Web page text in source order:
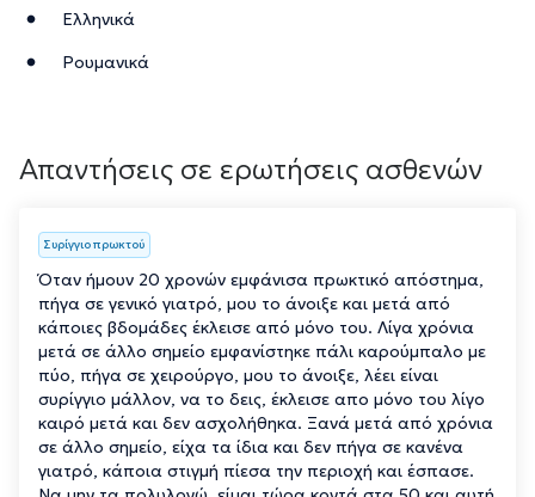
Ελληνικά
Ρουμανικά
Απαντήσεις σε ερωτήσεις ασθενών
Συρίγγιο πρωκτού
Όταν ήμουν 20 χρονών εμφάνισα πρωκτικό απόστημα,
πήγα σε γενικό γιατρό, μου το άνοιξε και μετά από
κάποιες βδομάδες έκλεισε από μόνο του. Λίγα χρόνια
μετά σε άλλο σημείο εμφανίστηκε πάλι καρούμπαλο με
πύο, πήγα σε χειρούργο, μου το άνοιξε, λέει είναι
συρίγγιο μάλλον, να το δεις, έκλεισε απο μόνο του λίγο
καιρό μετά και δεν ασχολήθηκα. Ξανά μετά από χρόνια
σε άλλο σημείο, είχα τα ίδια και δεν πήγα σε κανένα
γιατρό, κάποια στιγμή πίεσα την περιοχή και έσπασε.